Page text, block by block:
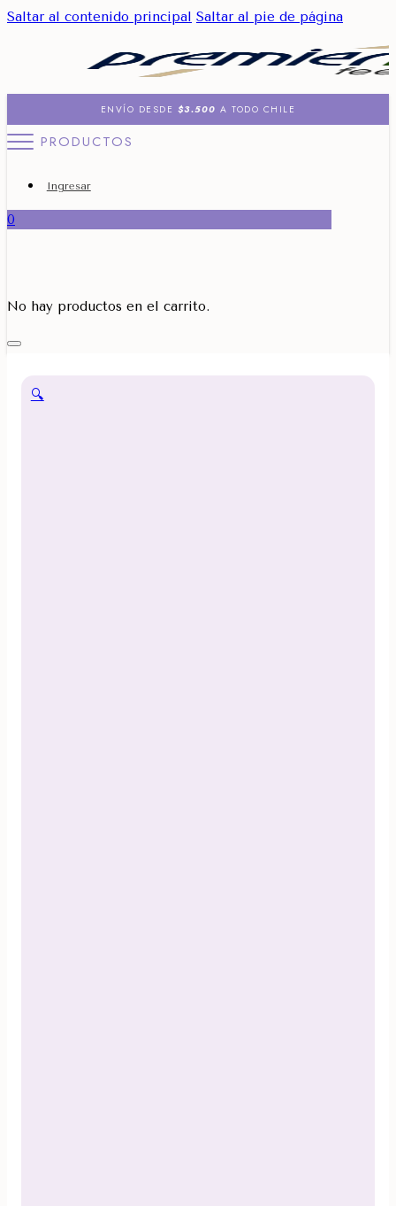
Saltar al contenido principal Saltar al pie de página
ENVÍO DESDE $3.500 A TODO CHILE
PRODUCTOS
Ingresar
0
No hay productos en el carrito.
🔍